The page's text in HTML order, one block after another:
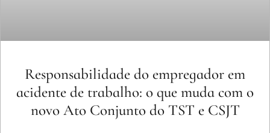
Responsabilidade do empregador em
acidente de trabalho: o que muda com o
novo Ato Conjunto do TST e CSJT